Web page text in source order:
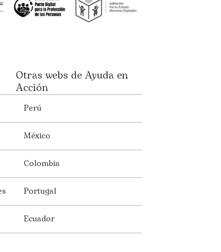
Otras webs de Ayuda en
Acción
Perú
México
Colombia
Portugal
Ecuador